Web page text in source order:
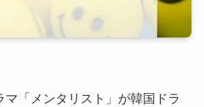
マ「メンタリスト」が韓国ドラ